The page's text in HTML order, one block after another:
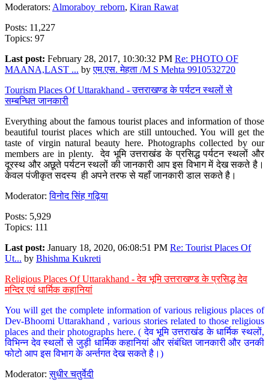
Moderators: Almoraboy_reborn, Kiran Rawat
Posts: 11,227
Topics: 97
Last post: February 28, 2017, 10:30:32 PM Re: PHOTO OF
MAANA,LAST ... byएम.एस. मेहता /M S Mehta 9910532720
Tourism Places Of Uttarakhand - उत्तराखण्ड के पर्यटन स्थलों से
सम्बन्धित जानकारी
Everything about the famous tourist places and information of those
beautiful tourist places which are still untouched. You will get the
taste of virgin natural beauty here. Photographs collected by our
members are in plenty. देव भूमि उत्तराखंड के प्रसिद्ध पर्यटन स्थलों और
दूरस्थ और अछूते पर्यटन स्थलों की जानकारी आप इस विभाग में देख सकते है।
केवल पंजीकृत सदस्य ही अपने तरफ से यहाँ जानकारी डाल सकते है।
Moderator:विनोद सिंह गढ़िया
Posts: 5,929
Topics: 111
Last post: January 18, 2020, 06:08:51 PM Re: Tourist Places Of
Ut... by Bhishma Kukreti
Religious Places Of Uttarakhand - देव भूमि उत्तराखण्ड के प्रसिद्ध देव
मन्दिर एवं धार्मिक कहानियां
You will get the complete information of various religious places of
Dev-Bhoomi Uttarakhand , various stories related to those religious
places and their photographs here. ( देव भूमि उत्तराखंड के धार्मिक स्थलों,
विभिन्न देव स्थलों से जुड़ी धार्मिक कहानियां और संबंधित जानकारी और उनकी
फोटो आप इस विभाग के अर्न्तगत देख सकते है।)
Moderator:सुधीर चतुर्वेदी